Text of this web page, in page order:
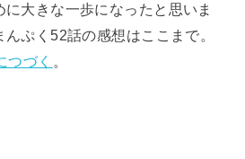
大きな一歩になったと思いま
ぷく52話の感想はここまで。
つづく 。